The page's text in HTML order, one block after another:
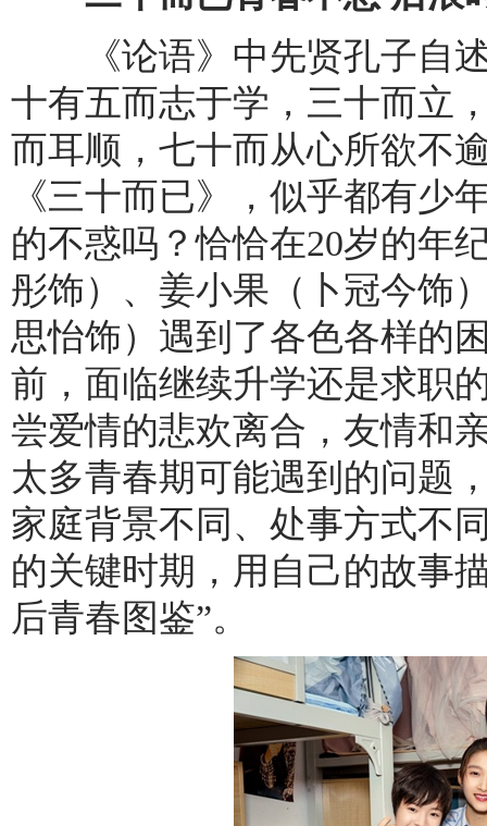
《论语》中先贤孔子自述
十有五而志于学，三十而立
而耳顺，七十而从心所欲不
《三十而已》，似乎都有少
的不惑吗？恰恰在20岁的年
彤饰）、姜小果（卜冠今饰
思怡饰）遇到了各色各样的
前，面临继续升学还是求职
尝爱情的悲欢离合，友情和
太多青春期可能遇到的问题
家庭背景不同、处事方式不
的关键时期，用自己的故事
后青春图鉴”。